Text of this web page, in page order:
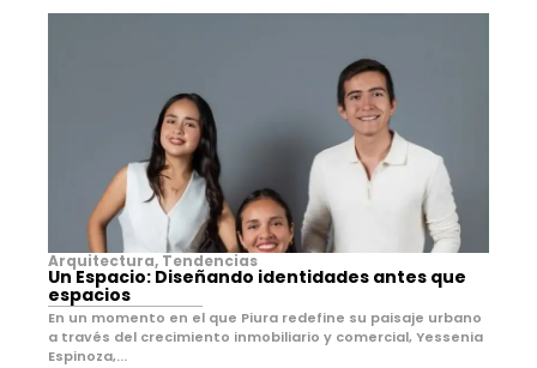
Arquitectura, Tendencias
Un Espacio: Diseñando identidades antes que
espacios
En un momento en el que Piura redefine su paisaje urbano
a través del crecimiento inmobiliario y comercial, Yessenia
Espinoza,...